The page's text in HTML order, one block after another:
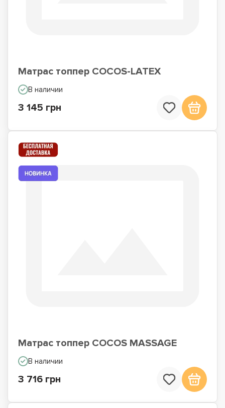
Матрас топпер COCOS-LATEX
В наличии
3 145 грн
Матрас топпер COCOS MASSAGE
В наличии
3 716 грн